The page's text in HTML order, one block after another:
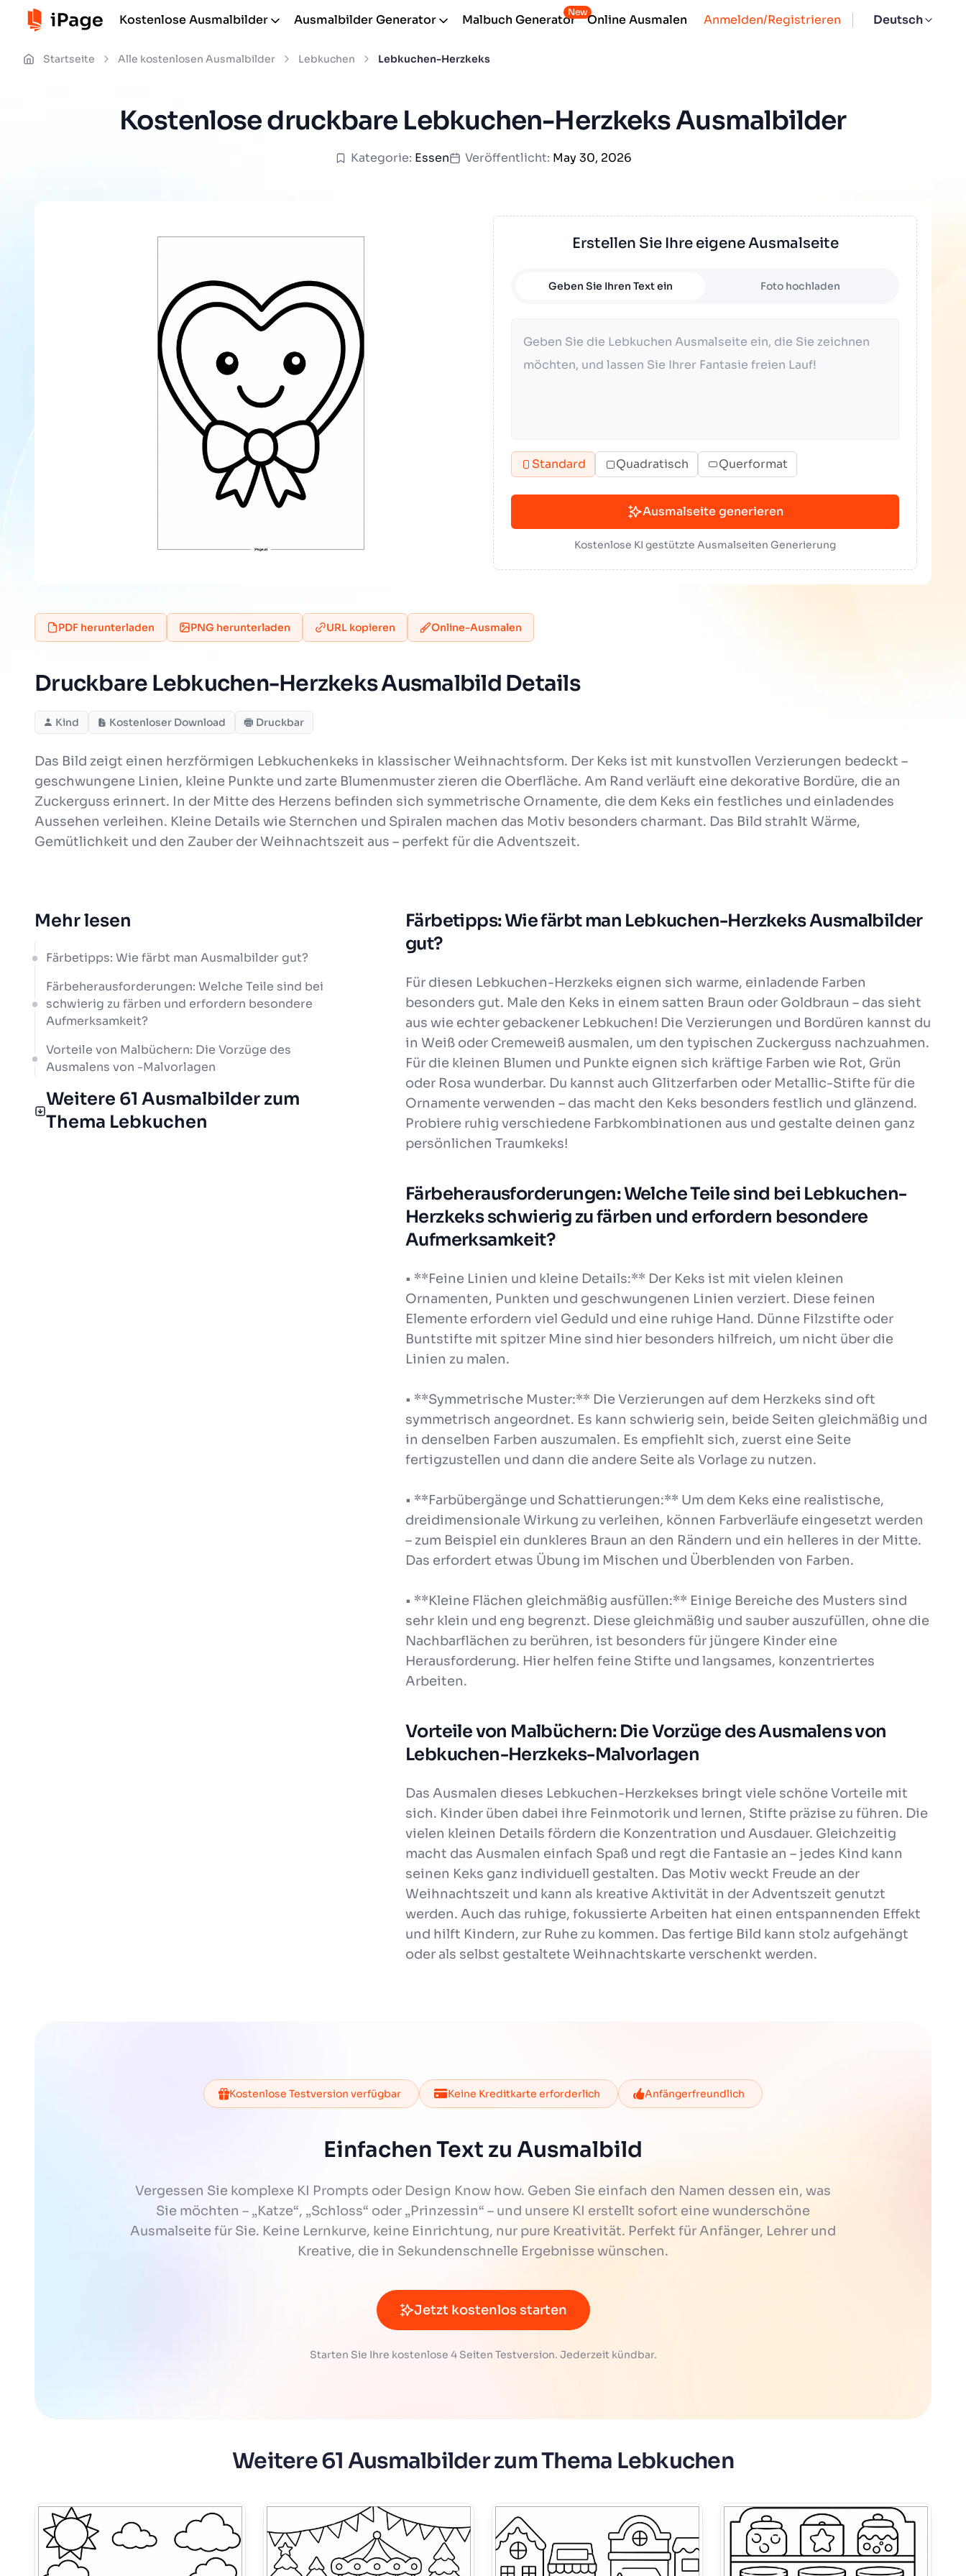
Anmelden/Registrieren Deutsch
Kostenlose Ausmalbilder Ausmalbilder Generator Malbuch Generator
New
Online Ausmalen
Startseite Alle kostenlosen Ausmalbilder Lebkuchen Lebkuchen-Herzkeks
Kostenlose druckbare Lebkuchen-Herzkeks Ausmalbilder
Kategorie: Essen Veröffentlicht: May 30, 2026
Erstellen Sie Ihre eigene Ausmalseite
Geben Sie Ihren Text ein Foto hochladen
Standard Quadratisch Querformat
Ausmalseite generieren
Kostenlose KI gestützte Ausmalseiten Generierung
PDF herunterladen PNG herunterladen URL kopieren Online-Ausmalen
Druckbare Lebkuchen-Herzkeks Ausmalbild Details
Kind Kostenloser Download Druckbar
Das Bild zeigt einen herzförmigen Lebkuchenkeks in klassischer Weihnachtsform. Der Keks ist mit kunstvollen Verzierungen bedeckt –
geschwungene Linien, kleine Punkte und zarte Blumenmuster zieren die Oberfläche. Am Rand verläuft eine dekorative Bordüre, die an
Zuckerguss erinnert. In der Mitte des Herzens befinden sich symmetrische Ornamente, die dem Keks ein festliches und einladendes
Aussehen verleihen. Kleine Details wie Sternchen und Spiralen machen das Motiv besonders charmant. Das Bild strahlt Wärme,
Gemütlichkeit und den Zauber der Weihnachtszeit aus – perfekt für die Adventszeit.
Mehr lesen
Färbetipps: Wie färbt man Ausmalbilder gut?
Färbeherausforderungen: Welche Teile sind bei
schwierig zu färben und erfordern besondere
Aufmerksamkeit?
Vorteile von Malbüchern: Die Vorzüge des
Ausmalens von -Malvorlagen
Weitere 61 Ausmalbilder zum
Thema Lebkuchen
Färbetipps: Wie färbt man Lebkuchen-Herzkeks Ausmalbilder
gut?
Für diesen Lebkuchen-Herzkeks eignen sich warme, einladende Farben
besonders gut. Male den Keks in einem satten Braun oder Goldbraun – das sieht
aus wie echter gebackener Lebkuchen! Die Verzierungen und Bordüren kannst du
in Weiß oder Cremeweiß ausmalen, um den typischen Zuckerguss nachzuahmen.
Für die kleinen Blumen und Punkte eignen sich kräftige Farben wie Rot, Grün
oder Rosa wunderbar. Du kannst auch Glitzerfarben oder Metallic-Stifte für die
Ornamente verwenden – das macht den Keks besonders festlich und glänzend.
Probiere ruhig verschiedene Farbkombinationen aus und gestalte deinen ganz
persönlichen Traumkeks!
Färbeherausforderungen: Welche Teile sind bei Lebkuchen-
Herzkeks schwierig zu färben und erfordern besondere
Aufmerksamkeit?
• **Feine Linien und kleine Details:** Der Keks ist mit vielen kleinen
Ornamenten, Punkten und geschwungenen Linien verziert. Diese feinen
Elemente erfordern viel Geduld und eine ruhige Hand. Dünne Filzstifte oder
Buntstifte mit spitzer Mine sind hier besonders hilfreich, um nicht über die
Linien zu malen.
• **Symmetrische Muster:** Die Verzierungen auf dem Herzkeks sind oft
symmetrisch angeordnet. Es kann schwierig sein, beide Seiten gleichmäßig und
in denselben Farben auszumalen. Es empfiehlt sich, zuerst eine Seite
fertigzustellen und dann die andere Seite als Vorlage zu nutzen.
• **Farbübergänge und Schattierungen:** Um dem Keks eine realistische,
dreidimensionale Wirkung zu verleihen, können Farbverläufe eingesetzt werden
– zum Beispiel ein dunkleres Braun an den Rändern und ein helleres in der Mitte.
Das erfordert etwas Übung im Mischen und Überblenden von Farben.
• **Kleine Flächen gleichmäßig ausfüllen:** Einige Bereiche des Musters sind
sehr klein und eng begrenzt. Diese gleichmäßig und sauber auszufüllen, ohne die
Nachbarflächen zu berühren, ist besonders für jüngere Kinder eine
Herausforderung. Hier helfen feine Stifte und langsames, konzentriertes
Arbeiten.
Vorteile von Malbüchern: Die Vorzüge des Ausmalens von
Lebkuchen-Herzkeks-Malvorlagen
Das Ausmalen dieses Lebkuchen-Herzkekses bringt viele schöne Vorteile mit
sich. Kinder üben dabei ihre Feinmotorik und lernen, Stifte präzise zu führen. Die
vielen kleinen Details fördern die Konzentration und Ausdauer. Gleichzeitig
macht das Ausmalen einfach Spaß und regt die Fantasie an – jedes Kind kann
seinen Keks ganz individuell gestalten. Das Motiv weckt Freude an der
Weihnachtszeit und kann als kreative Aktivität in der Adventszeit genutzt
werden. Auch das ruhige, fokussierte Arbeiten hat einen entspannenden Effekt
und hilft Kindern, zur Ruhe zu kommen. Das fertige Bild kann stolz aufgehängt
oder als selbst gestaltete Weihnachtskarte verschenkt werden.
Kostenlose Testversion verfügbar Keine Kreditkarte erforderlich Anfängerfreundlich
Einfachen Text zu Ausmalbild
Vergessen Sie komplexe KI Prompts oder Design Know how. Geben Sie einfach den Namen dessen ein, was
Sie möchten – „Katze“, „Schloss“ oder „Prinzessin“ – und unsere KI erstellt sofort eine wunderschöne
Ausmalseite für Sie. Keine Lernkurve, keine Einrichtung, nur pure Kreativität. Perfekt für Anfänger, Lehrer und
Kreative, die in Sekundenschnelle Ergebnisse wünschen.
Jetzt kostenlos starten
Starten Sie Ihre kostenlose 4 Seiten Testversion. Jederzeit kündbar.
Weitere 61 Ausmalbilder zum Thema Lebkuchen